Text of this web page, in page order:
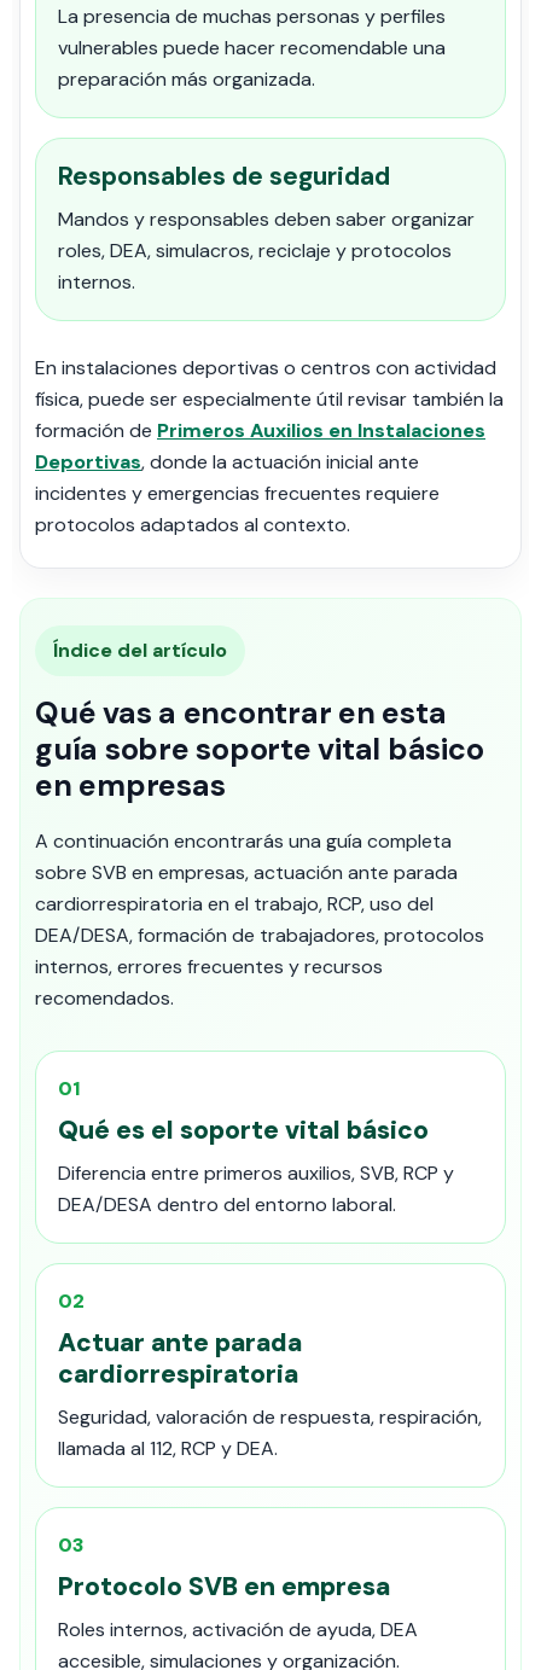
La presencia de muchas personas y perfiles
vulnerables puede hacer recomendable una
preparación más organizada.
Responsables de seguridad
Mandos y responsables deben saber organizar
roles, DEA, simulacros, reciclaje y protocolos
internos.
En instalaciones deportivas o centros con actividad
física, puede ser especialmente útil revisar también la
formación de Primeros Auxilios en Instalaciones
Deportivas, donde la actuación inicial ante
incidentes y emergencias frecuentes requiere
protocolos adaptados al contexto.
Índice del artículo
Qué vas a encontrar en esta
guía sobre soporte vital básico
en empresas
A continuación encontrarás una guía completa
sobre SVB en empresas, actuación ante parada
cardiorrespiratoria en el trabajo, RCP, uso del
DEA/DESA, formación de trabajadores, protocolos
internos, errores frecuentes y recursos
recomendados.
01
Qué es el soporte vital básico
Diferencia entre primeros auxilios, SVB, RCP y
DEA/DESA dentro del entorno laboral.
02
Actuar ante parada
cardiorrespiratoria
Seguridad, valoración de respuesta, respiración,
llamada al 112, RCP y DEA.
03
Protocolo SVB en empresa
Roles internos, activación de ayuda, DEA
accesible, simulaciones y organización.